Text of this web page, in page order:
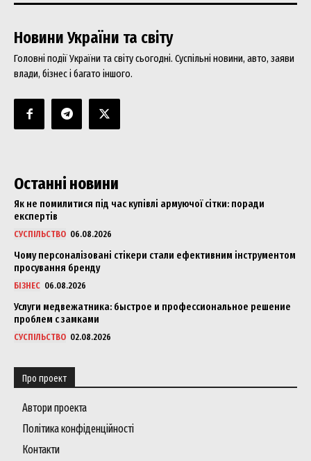
Новини України та світу
Головні події України та світу сьогодні. Суспільні новини, авто, заяви
влади, бізнес і багато іншого.
Останні новини
Як не помилитися під час купівлі армуючої сітки: поради
експертів
СУСПІЛЬСТВО 06.08.2026
Чому персоналізовані стікери стали ефективним інструментом
просування бренду
БІЗНЕС 06.08.2026
Услуги медвежатника: быстрое и профессиональное решение
проблем с замками
СУСПІЛЬСТВО 02.08.2026
Про проект
Автори проекта
Політика конфіденційності
Контакти